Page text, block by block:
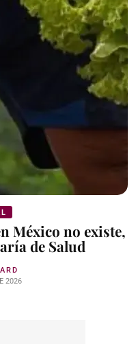
México no existe,
de Salud
2026